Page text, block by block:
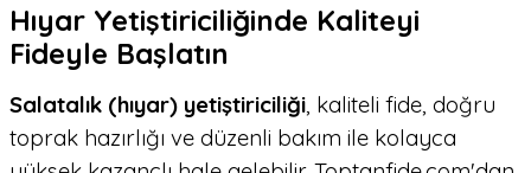
Hıyar Yetiştiriciliğinde Kaliteyi
Fideyle Başlatın
Salatalık (hıyar) yetiştiriciliği , kaliteli fide, doğru
toprak hazırlığı ve düzenli bakım ile kolayca